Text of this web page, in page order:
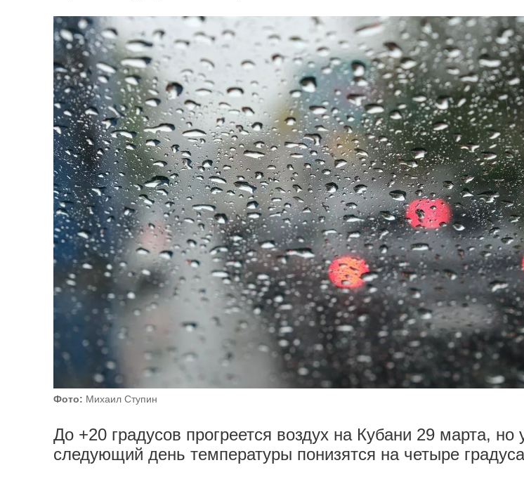
Фото: Михаил Ступин
До +20 градусов прогреется воздух на Кубани 29 марта, но
следующий день температуры понизятся на четыре